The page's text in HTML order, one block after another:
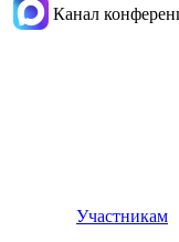
Канал
Участникам